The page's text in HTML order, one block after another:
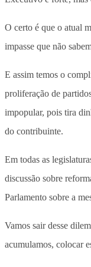
O certo é que o atual
impasse que não
E assim temos o
proliferação de
impopular, pois tira
do contribuinte.
Em todas as
discussão sobre
Parlamento sobre a
Vamos sair desse
acumulamos, colocar